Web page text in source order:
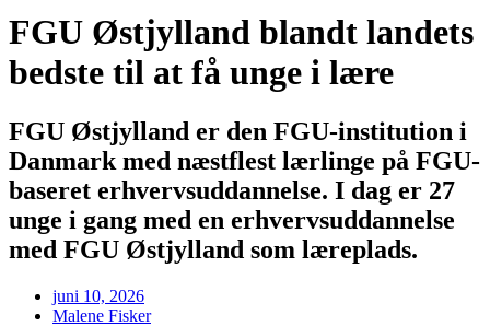
FGU Østjylland blandt landets
bedste til at få unge i lære
FGU Østjylland er den FGU-institution i
Danmark med næstflest lærlinge på FGU-
baseret erhvervsuddannelse. I dag er 27
unge i gang med en erhvervsuddannelse
med FGU Østjylland som læreplads.
juni 10, 2026
Malene Fisker